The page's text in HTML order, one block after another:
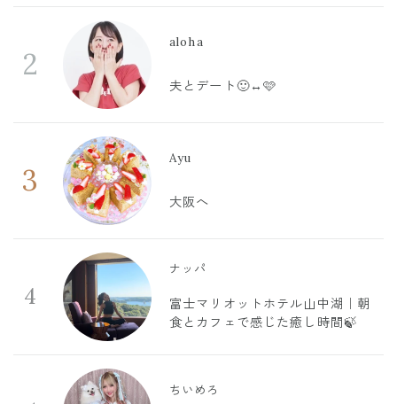
2
aloha
夫とデート🙂‍↔️🩷
3
Ayu
大阪へ
4
ナッパ
富士マリオットホテル山中湖｜朝
食とカフェで感じた癒し時間🍃
ちいめろ